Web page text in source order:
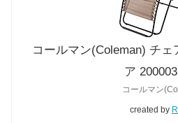
コールマン(Coleman) チ
ア
created by
コールマン